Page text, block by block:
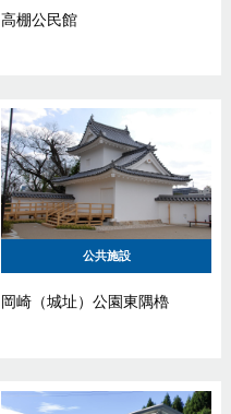
高棚公民館
公共施設
岡崎（城址）公園東隅櫓